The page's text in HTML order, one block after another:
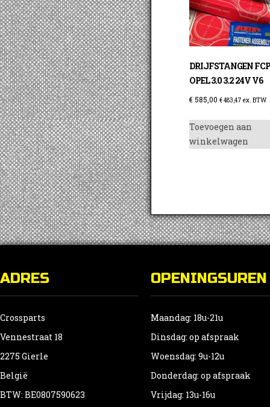
DRIJFSTANGEN
OPEL 3.0 3.2 24V V6
€ 585,00 €483,47 ex. BTW
Toevoegen aan
winkelwagen
ADRES
Crossparts
Vennestraat 18
2275 Gierle
België
BTW: BE0807590623
OPENINGSUREN
Maandag: 18u-21u
Dinsdag: op afspraak
Woensdag: 9u-12u
Donderdag: op afspraak
Vrijdag: 13u-16u